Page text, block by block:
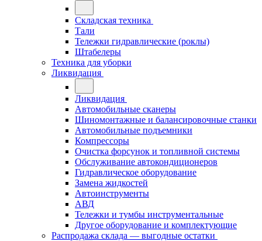
Складская техника
Тали
Тележки гидравлические (роклы)
Штабелеры
Техника для уборки
Ликвидация
Ликвидация
Автомобильные сканеры
Шиномонтажные и балансировочные станки
Автомобильные подъемники
Компрессоры
Очистка форсунок и топливной системы
Обслуживание автокондиционеров
Гидравлическое оборудование
Замена жидкостей
Автоинструменты
АВД
Тележки и тумбы инструментальные
Другое оборудование и комплектующие
Распродажа склада — выгодные остатки